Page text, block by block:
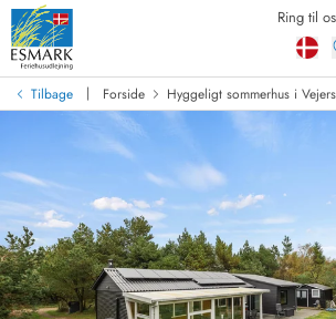
Ring til
Tilbage | Forside Hyggeligt sommerhus i